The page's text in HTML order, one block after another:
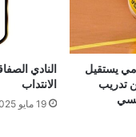
يستقيل
تدريب
النادي
الانتداب
19 مايو 2025